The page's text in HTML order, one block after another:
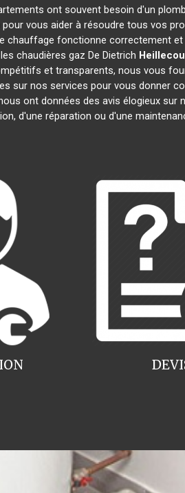
ont souvent besoin d'un
vous aider à résoudre tous vos
chauffage fonctionne correctement
chaudières gaz De Dietrich
et transparents, nous vous
sur nos services pour vous donner
ont données des avis élogieux
d'une réparation ou d'une